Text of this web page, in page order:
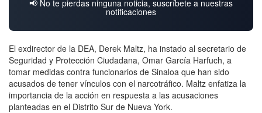
📢 No te pierdas ninguna noticia, suscríbete a nuestras
notificaciones
El exdirector de la DEA, Derek Maltz, ha instado al secretario de
Seguridad y Protección Ciudadana, Omar García Harfuch, a
tomar medidas contra funcionarios de Sinaloa que han sido
acusados de tener vínculos con el narcotráfico. Maltz enfatiza la
importancia de la acción en respuesta a las acusaciones
planteadas en el Distrito Sur de Nueva York.